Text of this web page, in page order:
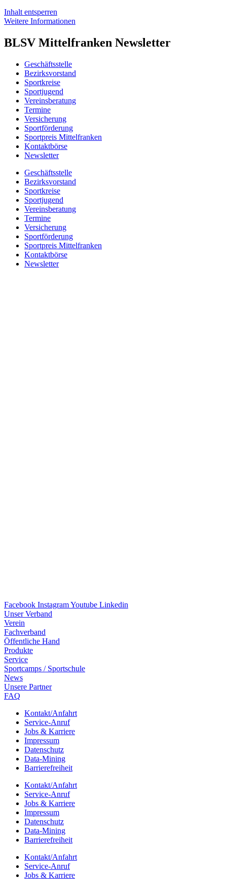
Inhalt entsper­ren
Weitere Infor­ma­tio­nen
BLSV Mittel­fran­ken Newsletter
Geschäfts­stelle
Bezirks­vor­stand
Sport­kreise
Sport­ju­gend
Vereins­be­ra­tung
Termine
Versi­che­rung
Sport­för­de­rung
Sport­preis Mittelfranken
Kontakt­börse
News­let­ter
Geschäfts­stelle
Bezirks­vor­stand
Sport­kreise
Sport­ju­gend
Vereins­be­ra­tung
Termine
Versi­che­rung
Sport­för­de­rung
Sport­preis Mittelfranken
Kontakt­börse
News­let­ter
Facebook InstagramYoutube Linkedin
Unser Verband
Verein
Fach­ver­band
Öffent­li­che Hand
Produkte
Service
Sport­camps / Sportschule
News
Unsere Part­ner
FAQ
Kontakt/​​Anfahrt
Service-Anruf
Jobs & Karriere
Impres­sum
Daten­schutz
Data-Mining
Barrie­re­frei­heit
Kontakt/​​Anfahrt
Service-Anruf
Jobs & Karriere
Impres­sum
Daten­schutz
Data-Mining
Barrie­re­frei­heit
Kontakt/​​Anfahrt
Service-Anruf
Jobs & Karriere